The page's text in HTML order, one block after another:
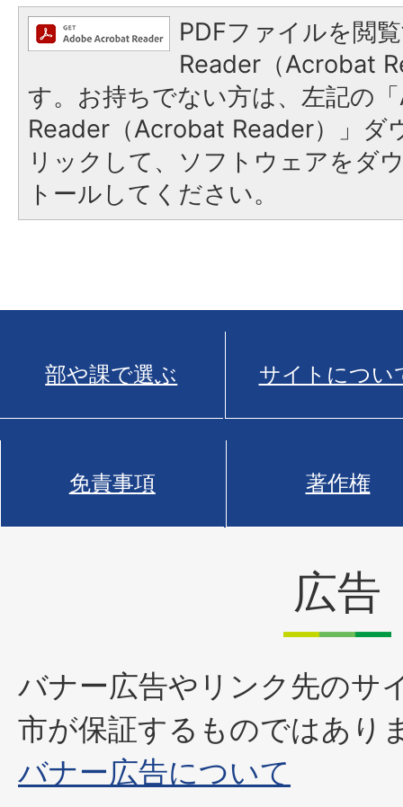
PDFファイルを閲
Reader（Acrobat
す。お持ちでない方は、左記の
Reader（Acrobat Reader）」ダ
リックして、ソフトウェアをダ
トールしてください。
部や課で選ぶ サイトについ
免責事項 著作権
広告
バナー広告やリンク先のサ
市が保証するものではあり
バナー広告について